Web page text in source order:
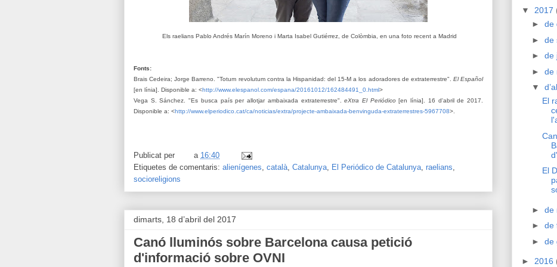
Els raelians Pablo Andrés Marín Moreno i Marta Isabel Gutiérrez, de Colòmbia, en una foto recent a Madrid
Fonts:
Brais Cedeira; Jorge Barreno. "Totum revolutum contra la Hispanidad: del 15-M a los adoradores de extraterrestre". El Español
[en línia]. Disponible a: <http://www.elespanol.com/espana/20161012/162484491_0.html>
Vega S. Sánchez. "Es busca país per allotjar ambaixada extraterrestre".eXtra El Periódico[en línia]. 16 d'abril de 2017.
Disponible a: <http://www.elperiodico.cat/ca/noticias/extra/projecte-ambaixada-benvinguda-extraterrestres-5967708>.
Publicat per a 16:40
Etiquetes de comentaris: alienígenes català Catalunya El Periódico de Catalunya raelians
socioreligions
dimarts, 18 d’abril del 2017
Canó lluminós sobre Barcelona causa petició
d'informació sobre OVNI
▼ 2017
► de
► de
► de
► de
▼
El
El
► de
► de
► de
► 2016